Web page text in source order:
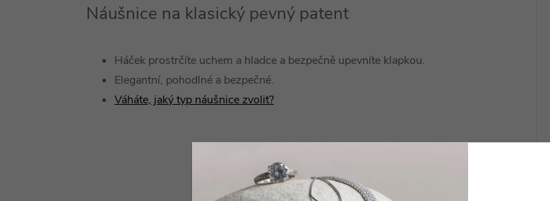
Náušnice na klasický pevný patent
Háček prostrčíte uchem a hladce a bezpečně upevníte klapkou.
Elegantní, pohodlné a bezpečné.
Váháte, jaký typ náušnice zvolit?